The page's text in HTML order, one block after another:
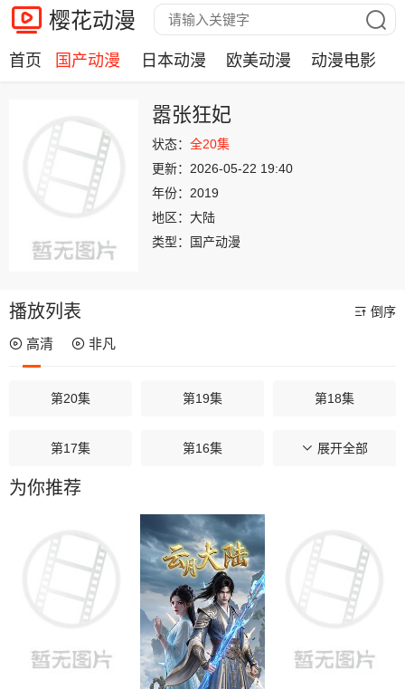
樱花动漫
首页 国产动漫 日本动漫 欧美动漫 动漫电影
嚣张狂妃
状态： 全20集
更新： 2026-05-22 19:40
年份： 2019
地区： 大陆
类型：
国产动漫
播放列表 倒序
高清 非凡
第20集 第19集 第18集
第17集 第16集 第15集
第14集
第10集
第08集 第07集 第06集
第05集 第04集 第03集
展开全部
为你推荐